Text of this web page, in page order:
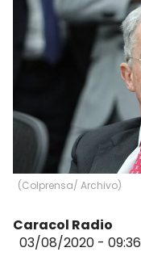
(Colprensa/ Archivo)
Caracol Radio
03/08/2020 - 09:36